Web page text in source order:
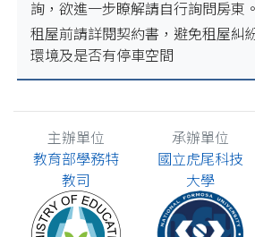
詢，欲進一步瞭解請自行詢問房東。
租屋前請詳閱契約書，避免租屋糾
環境及是否有停車空間
主辦單位
教育部學務特
教司
承辦單位
國立虎尾科技
大學